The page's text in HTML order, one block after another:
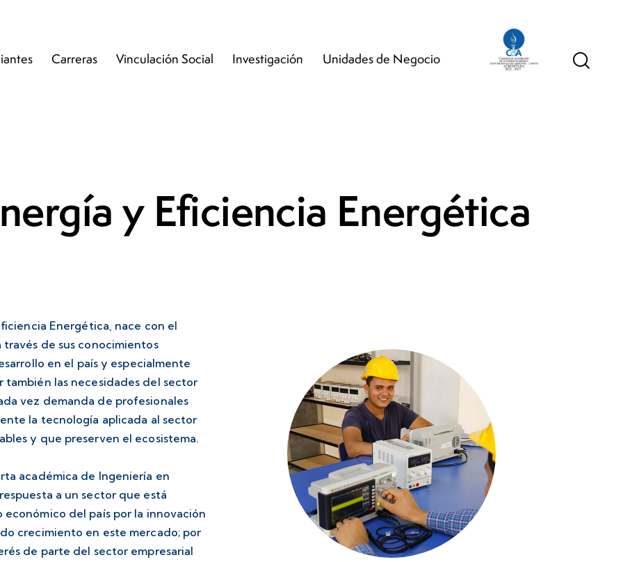
Carreras Vinculación Social Investigación Unidades de Negocio
y Eficiencia Energética
Energética, nace con el
de sus conocimientos
en el país y especialmente
las necesidades del sector
vez demanda de profesionales
la tecnología aplicada al sector
y que preserven el ecosistema.
académica de Ingeniería en
a un sector que está
del país por la innovación
crecimiento en este mercado; por
de parte del sector empresarial